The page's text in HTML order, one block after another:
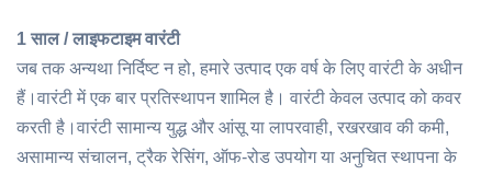
1 साल / लाइफटाइम वारंटी
जब तक अन्यथा निर्दिष्ट न हो, हमारे उत्पाद एक वर्ष के लिए वारंटी के अधीन
हैं।वारंटी में एक बार प्रतिस्थापन शामिल है। वारंटी केवल उत्पाद को कवर
करती है।वारंटी सामान्य युद्ध और आंसू या लापरवाही, रखरखाव की कमी,
असामान्य संचालन, ट्रैक रेसिंग, ऑफ-रोड उपयोग या अनुचित स्थापना के